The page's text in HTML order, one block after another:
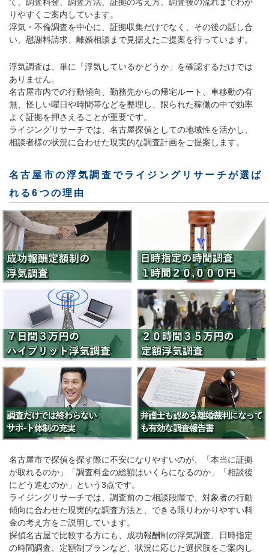
りやすくご案内しています。
浮気・不倫調査を中心に、証拠収集だけでなく、その後の話し合
い、慰謝料請求、離婚相談まで見据えたご提案を行っています。
浮気調査は、単に「浮気しているかどうか」を確認するだけでは
ありません。
名古屋市内での行動傾向、勤務先からの帰宅ルート、車移動の有
無、怪しい曜日や時間帯などを整理し、限られた稼働の中で効率
よく証拠を押さえることが重要です。
ライジングリサーチでは、名古屋探偵としての地域性を活かし、
相談者様の状況に合わせた現実的な調査計画をご提案します。
名古屋市の浮気調査でライジングリサーチが選ば
れる6つの理由
名古屋市で探偵を探す際に不安になりやすいのが、「本当に証拠
が取れるのか」「調査料金の総額はいくらになるのか」「相談後
にどう進むのか」という3点です。
ライジングリサーチでは、調査前のご相談段階で、対象者の行動
傾向に合わせた現実的な調査方法と、できる限りわかりやすい料
金の考え方をご説明しています。
探偵名古屋で比較する方にも、成功報酬制の浮気調査、日時指定
の時間調査、定額制プランなど、状況に応じた選択肢をご案内し